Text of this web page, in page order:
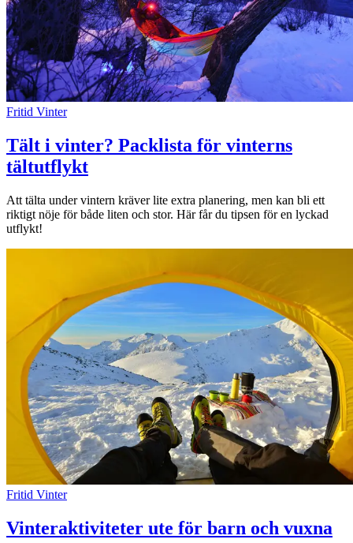
Fritid Vinter
Tält i vinter? Packlista för vinterns
tältutflykt
Att tälta under vintern kräver lite extra planering, men kan bli ett
riktigt nöje för både liten och stor. Här får du tipsen för en lyckad
utflykt!
Fritid Vinter
Vinteraktiviteter ute för barn och vuxna